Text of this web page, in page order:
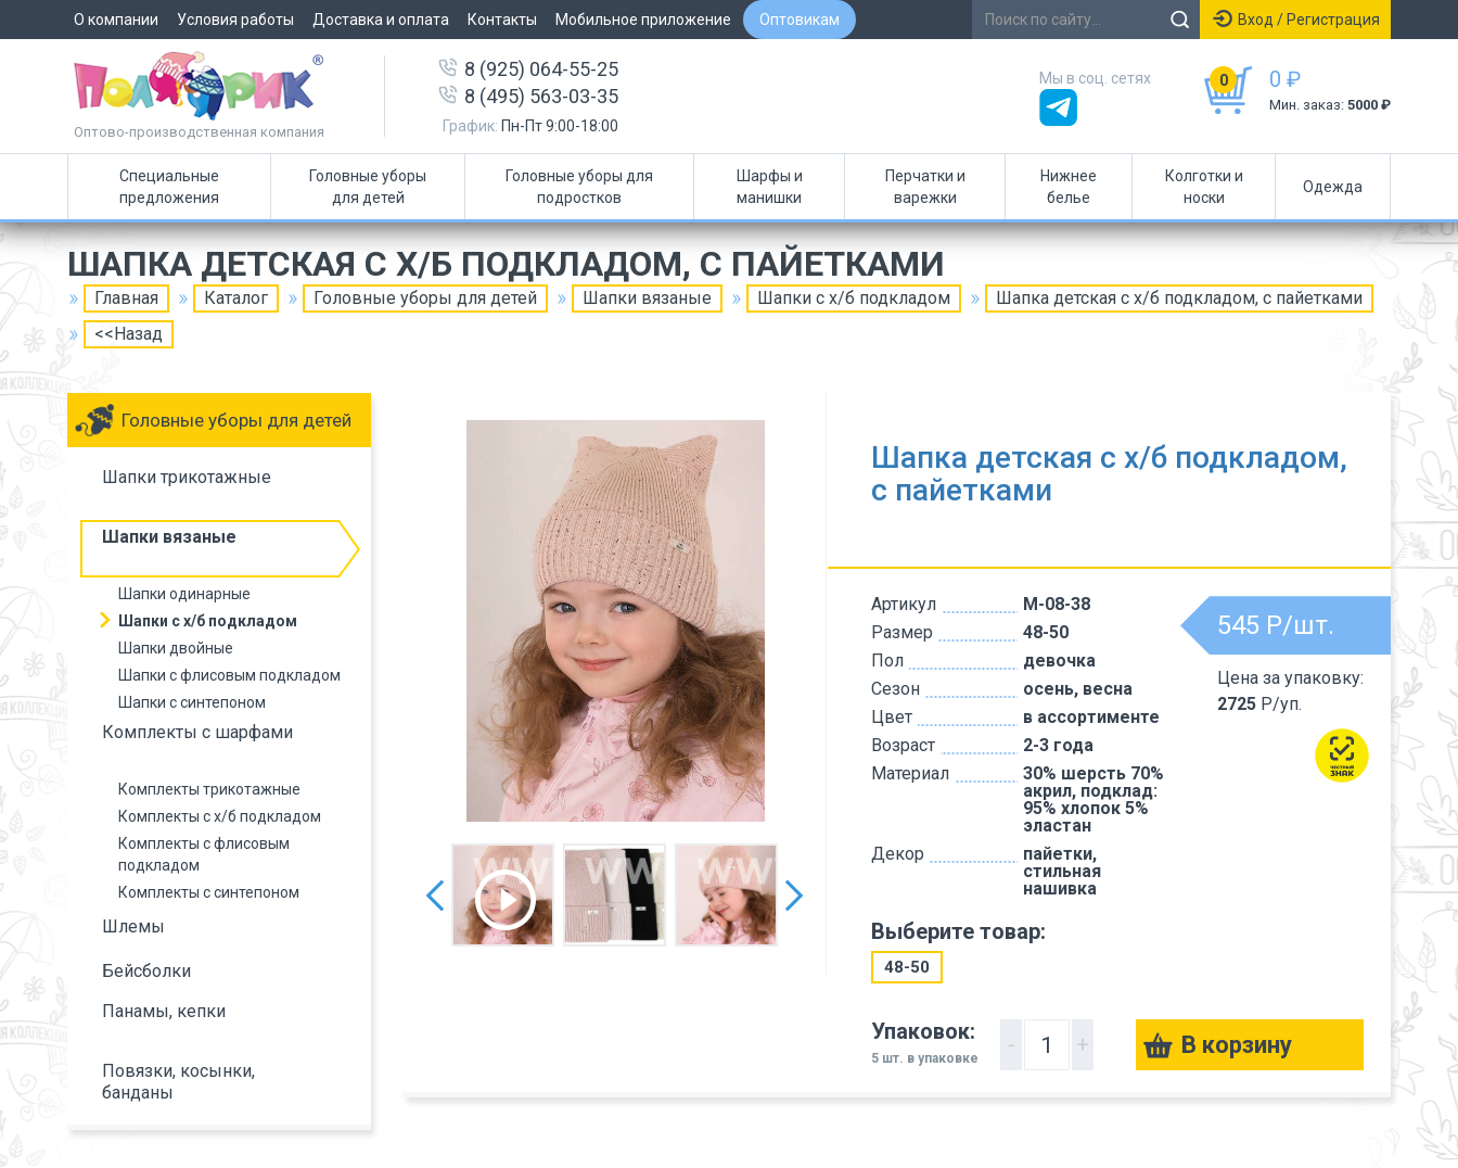
О компании Условия работы Доставка и оплата Контакты Мобильное приложение Оптовикам Вход / Регистрация
Оптово-производственная компания
8 (925) 064-55-25
8 (495) 563-03-35
График: Пн-Пт 9:00-18:00
0 0 ₽
Мин. заказ: 5000 ₽
Мы в соц. сетях
Специальные
предложения
Головные уборы
для детей
Головные уборы для
подростков
Шарфы и
манишки
Перчатки и
варежки
Нижнее
белье
Колготки и
носки
Одежда
ШАПКА ДЕТСКАЯ С Х/Б ПОДКЛАДОМ, С ПАЙЕТКАМИ
Главная Каталог Головные уборы для детей Шапки вязаные Шапки с х/б подкладом
Шапка детская с х/б подкладом, с пайетками
<<Назад
Головные уборы для детей
Шапки трикотажные
Шапки вязаные
Шапки одинарные
Шапки с х/б подкладом
Шапки двойные
Шапки с флисовым подкладом
Шапки с синтепоном
Комплекты с шарфами
Комплекты трикотажные
Комплекты с х/б подкладом
Комплекты с флисовым
подкладом
Комплекты с синтепоном
Шлемы
Бейсболки
Панамы, кепки
Повязки, косынки,
банданы
Шапка детская с х/б подкладом,
с пайетками
Артикул
M-08-38
Размер
48-50
Пол
девочка
Сезон
осень, весна
Цвет
в ассортименте
Возраст
2-3 года
Материал
30% шерсть 70%
акрил, подклад:
95% хлопок 5%
эластан
Декор
пайетки,
стильная
нашивка
545 Р/шт.
Цена за упаковку:
2725 Р/уп.
Выберите товар:
48-50
Упаковок:
5 шт. в упаковке
- +